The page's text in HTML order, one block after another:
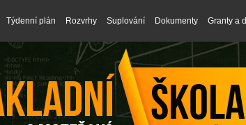
Týdenní plán Rozvrhy Suplování Dokumenty Granty a